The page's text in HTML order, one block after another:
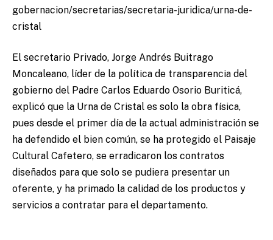
gobernacion/secretarias/secretaria-juridica/urna-de-
cristal
El secretario Privado, Jorge Andrés Buitrago
Moncaleano, líder de la política de transparencia del
gobierno del Padre Carlos Eduardo Osorio Buriticá,
explicó que la Urna de Cristal es solo la obra física,
pues desde el primer día de la actual administración se
ha defendido el bien común, se ha protegido el Paisaje
Cultural Cafetero, se erradicaron los contratos
diseñados para que solo se pudiera presentar un
oferente, y ha primado la calidad de los productos y
servicios a contratar para el departamento.